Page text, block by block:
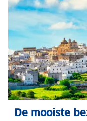
De mooiste